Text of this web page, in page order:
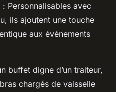
: Personnalisables avec
ils ajoutent une touche
aux événements
buffet digne d’un traiteur,
chargés de vaisselle